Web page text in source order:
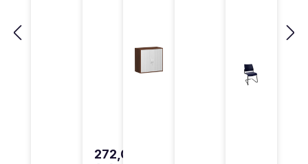
272,0